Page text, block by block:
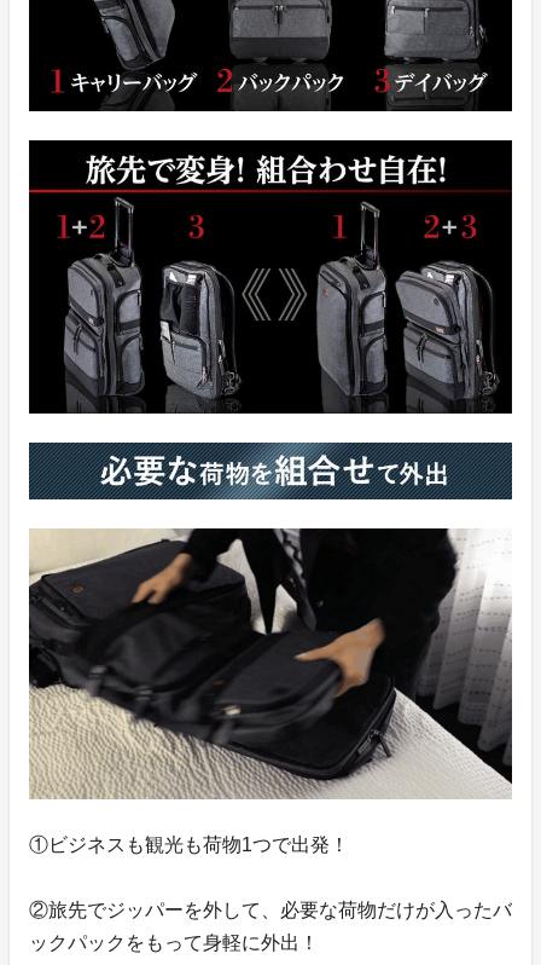
①ビジネスも観光も荷物1つで出発！
②旅先でジッパーを外して、必要な荷物だけが入ったバ
ックパックをもって身軽に外出！